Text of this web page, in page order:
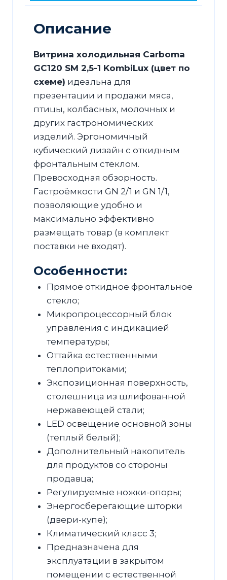
KombiLux
Описание
Витрина холодильная Carboma
GC120 SM 2,5-1 KombiLux (цвет по
схеме) идеальна для
презентации и продажи мяса,
птицы, колбасных, молочных и
других гастрономических
изделий. Эргономичный
кубический дизайн с откидным
фронтальным стеклом.
Превосходная обзорность.
Гастроёмкости GN 2/1 и GN 1/1,
позволяющие удобно и
максимально эффективно
размещать товар (в комплект
поставки не входят).
Особенности:
Прямое откидное фронтальное
стекло;
Микропроцессорный блок
управления с индикацией
температуры;
Оттайка естественными
теплопритоками;
Экспозиционная поверхность,
столешница из шлифованной
нержавеющей стали;
LED освещение основной зоны
(теплый белый);
Дополнительный накопитель
для продуктов со стороны
продавца;
Регулируемые ножки-опоры;
Энергосберегающие шторки
(двери-купе);
Климатический класс 3;
Предназначена для
эксплуатации в закрытом
помещении с естественной